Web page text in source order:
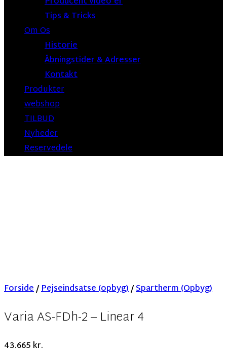
Tips & Tricks
Om Os
Historie
Åbningstider & Adresser
Kontakt
Produkter
webshop
TILBUD
Nyheder
Reservedele
Forside/Pejseindsatse (opbyg)/Spartherm (Opbyg)
Varia AS-FDh-2 – Linear 4
43.665 kr.